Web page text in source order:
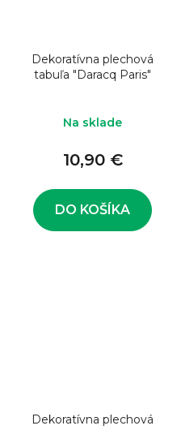
Dekoratívna plechová
tabuľa "Daracq Paris"
Na sklade
10,90 €
DO KOŠÍKA
Dekoratívna plechová